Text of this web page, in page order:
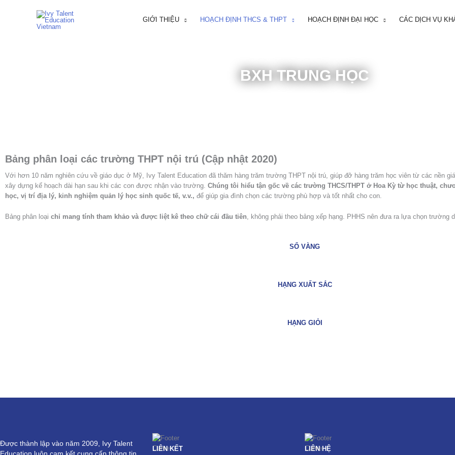
GIỚI THIỆU HOẠCH ĐỊNH THCS & THPT HOẠCH ĐỊNH ĐẠI HỌC CÁC DỊCH VỤ
BXH TRUNG HỌC
Bảng phân loại các trường THPT nội trú (Cập nhật 2020)
Với hơn 10 năm nghiên cứu về giáo dục ở Mỹ, Ivy Talent Education đã thăm hàng trăm trường THPT nội trú, giúp đỡ hàng trăm học viên từ các nền
xây dựng kế hoạch dài hạn sau khi các con được nhận vào trường. Chúng tôi hiểu tận gốc về các trường THCS/THPT ở Hoa Kỳ từ học thuật,
học, vị trí địa lý, kinh nghiệm quản lý học sinh quốc tế, v.v., để giúp gia đình chọn các trường phù hợp và tốt nhất cho con.
Bảng phân loại chỉ mang tính tham khảo và được liệt kê theo chữ cái đầu tiên , không phải theo bảng xếp hạng. PHHS nên đưa ra lựa chọn
SỔ VÀNG
HẠNG XUẤT SẮC
HẠNG GIỎI
Được thành lập vào năm 2009, Ivy Talent
Education luôn cam kết cung cấp thông tin
LIÊN KẾT LIÊN HỆ